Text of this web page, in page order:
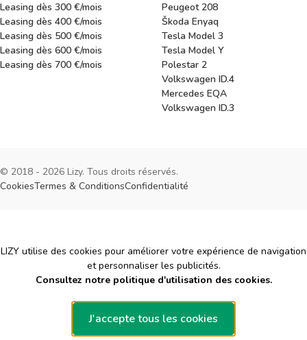
Leasing dès 300 €/mois
Leasing dès 400 €/mois
Leasing dès 500 €/mois
Leasing dès 600 €/mois
Leasing dès 700 €/mois
Peugeot 208
Škoda Enyaq
Tesla Model 3
Tesla Model Y
Polestar 2
Volkswagen ID.4
Mercedes EQA
Volkswagen ID.3
© 2018 - 2026 Lizy. Tous droits réservés.
CookiesTermes & ConditionsConfidentialité
Cookies
LIZY utilise des cookies pour améliorer votre expérience de navigation
et personnaliser les publicités.
Consultez notre politique d'utilisation des cookies.
J'accepte tous les cookies